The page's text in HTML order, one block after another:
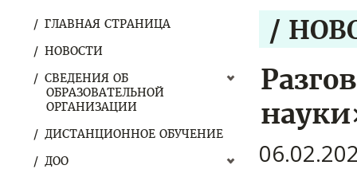
ГЛАВНАЯ СТРАНИЦА
НОВОСТИ
СВЕДЕНИЯ ОБ
ОБРАЗОВАТЕЛЬНОЙ
ОРГАНИЗАЦИИ
ДИСТАНЦИОННОЕ ОБУЧЕНИЕ
ДОО
/